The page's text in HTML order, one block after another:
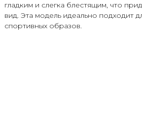
гладким и слегка блестящим, что
вид. Эта модель идеально подходит
спортивных образов.